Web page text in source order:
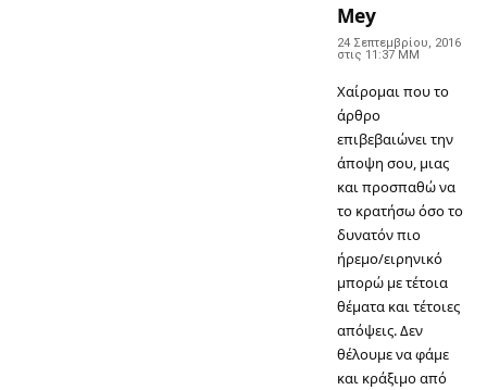
Mey
24 Σεπτεμβρίου, 2016
στις 11:37 ΜΜ
Χαίρομαι που το
άρθρο
επιβεβαιώνει την
άποψη σου, μιας
και προσπαθώ να
το κρατήσω όσο το
δυνατόν πιο
ήρεμο/ειρηνικό
μπορώ με τέτοια
θέματα και τέτοιες
απόψεις. Δεν
θέλουμε να φάμε
και κράξιμο από